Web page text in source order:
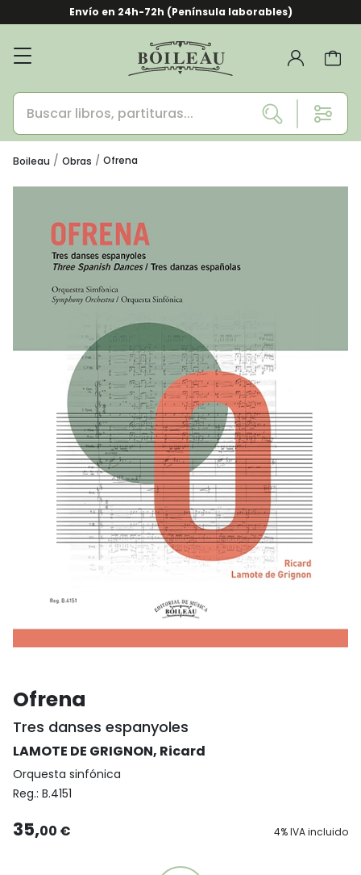
Envío en 24h-72h (Península laborables)
Boileau Obras Ofrena
Ofrena
Tres danses espanyoles
LAMOTE DE GRIGNON, Ricard
Orquesta sinfónica
Reg.: B.4151
35,00 € 4% IVA incluido